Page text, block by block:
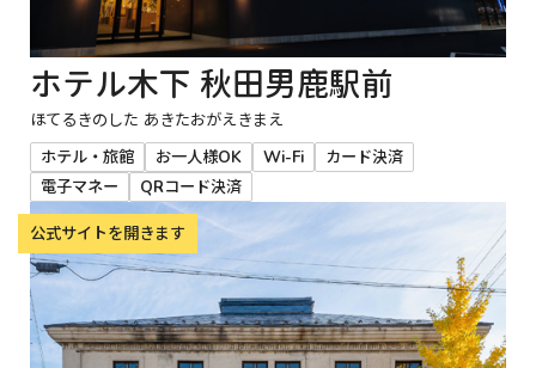
ホテル木下 秋田男鹿駅前
ほてるきのした あきたおがえきまえ
ホテル・旅館
お一人様OK Wi-Fi
カード決済
電子マネー
QRコード決済